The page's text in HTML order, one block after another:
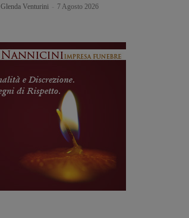
Glenda Venturini 7 Agosto 2026